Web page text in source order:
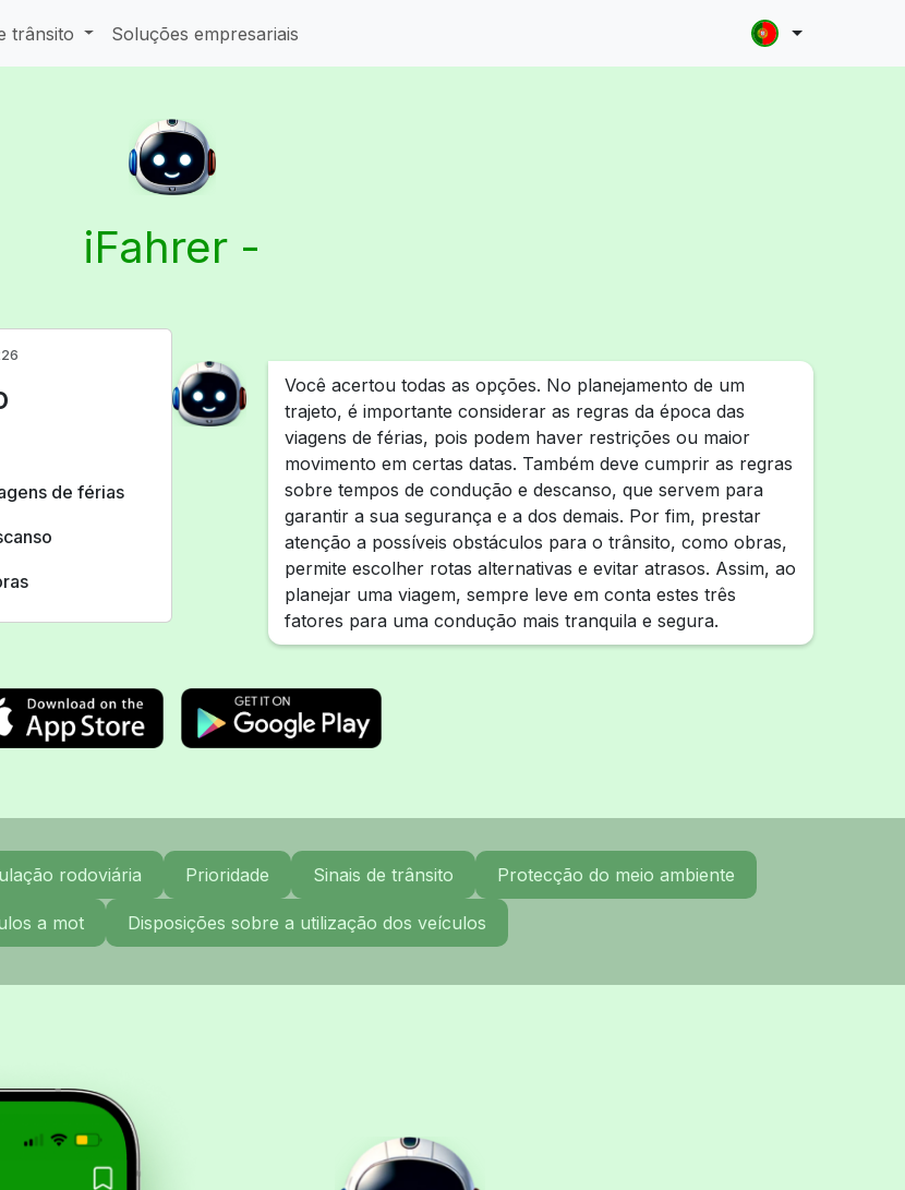
trânsito Soluções empresariais
iFahrer -
de férias
Você acertou todas as opções. No planejamento de um
trajeto, é importante considerar as regras da época das
viagens de férias, pois podem haver restrições ou maior
movimento em certas datas. Também deve cumprir as regras
sobre tempos de condução e descanso, que servem para
garantir a sua segurança e a dos demais. Por fim, prestar
atenção a possíveis obstáculos para o trânsito, como obras,
permite escolher rotas alternativas e evitar atrasos. Assim, ao
planejar uma viagem, sempre leve em conta estes três
fatores para uma condução mais tranquila e segura.
rodoviária Prioridade Sinais de trânsito Protecção do meio ambiente
a mot Disposições sobre a utilização dos veículos